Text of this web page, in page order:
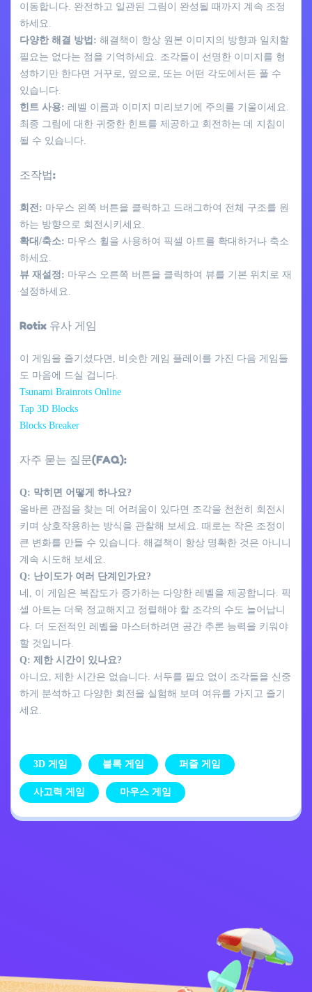
이동합니다. 완전하고 일관된 그림이 완성될 때까지 계속 조정
하세요.
다양한 해결 방법: 해결책이 항상 원본 이미지의 방향과 일치할
필요는 없다는 점을 기억하세요. 조각들이 선명한 이미지를 형
성하기만 한다면 거꾸로, 옆으로, 또는 어떤 각도에서든 풀 수
있습니다.
힌트 사용: 레벨 이름과 이미지 미리보기에 주의를 기울이세요.
최종 그림에 대한 귀중한 힌트를 제공하고 회전하는 데 지침이
될 수 있습니다.
조작법:
회전: 마우스 왼쪽 버튼을 클릭하고 드래그하여 전체 구조를 원
하는 방향으로 회전시키세요.
확대/축소: 마우스 휠을 사용하여 픽셀 아트를 확대하거나 축소
하세요.
뷰 재설정: 마우스 오른쪽 버튼을 클릭하여 뷰를 기본 위치로 재
설정하세요.
Rotix 유사 게임
이 게임을 즐기셨다면, 비슷한 게임 플레이를 가진 다음 게임들
도 마음에 드실 겁니다.
Tsunami Brainrots Online
Tap 3D Blocks
Blocks Breaker
자주 묻는 질문(FAQ):
Q: 막히면 어떻게 하나요?
올바른 관점을 찾는 데 어려움이 있다면 조각을 천천히 회전시
키며 상호작용하는 방식을 관찰해 보세요. 때로는 작은 조정이
큰 변화를 만들 수 있습니다. 해결책이 항상 명확한 것은 아니니
계속 시도해 보세요.
Q: 난이도가 여러 단계인가요?
네, 이 게임은 복잡도가 증가하는 다양한 레벨을 제공합니다. 픽
셀 아트는 더욱 정교해지고 정렬해야 할 조각의 수도 늘어납니
다. 더 도전적인 레벨을 마스터하려면 공간 추론 능력을 키워야
할 것입니다.
Q: 제한 시간이 있나요?
아니요, 제한 시간은 없습니다. 서두를 필요 없이 조각들을 신중
하게 분석하고 다양한 회전을 실험해 보며 여유를 가지고 즐기
세요.
3D 게임 블록 게임 퍼즐 게임
사고력 게임 마우스 게임